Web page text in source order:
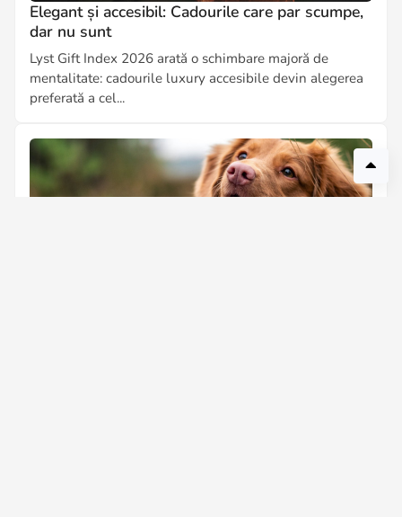
Elegant și accesibil: Cadourile care par scumpe,
dar nu sunt
Lyst Gift Index 2026 arată o schimbare majoră de
mentalitate: cadourile luxury accesibile devin alegerea
preferată a cel...